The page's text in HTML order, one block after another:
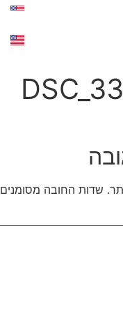
שדות החובה מסומנים